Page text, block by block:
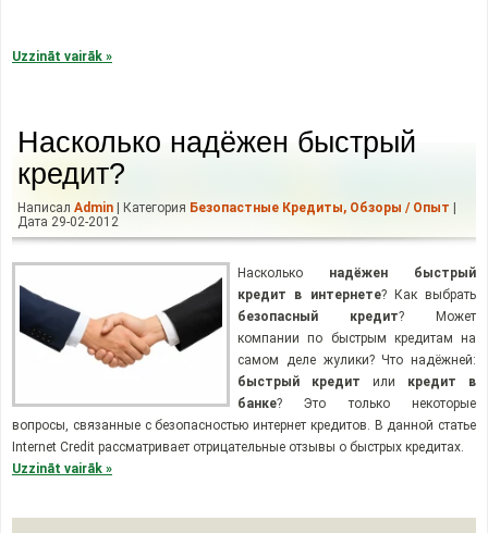
Uzzināt vairāk »
Насколько надёжен быстрый
кредит?
Написал Admin | Категория Безопастные Кредиты, Обзоры / Опыт |
Дата 29-02-2012
Насколько надёжен
быстрый
кредит в интернете? Как выбрать
безопасный кредит? Может
компании по быстрым кредитам на
самом деле жулики? Что надёжней:
быстрый кредит или кредит в
банке? Это только некоторые
вопросы, связанные с безопасностью интернет кредитов. В данной статье
Internet Credit рассматривает отрицательные отзывы о быстрых кредитах.
Uzzināt vairāk »